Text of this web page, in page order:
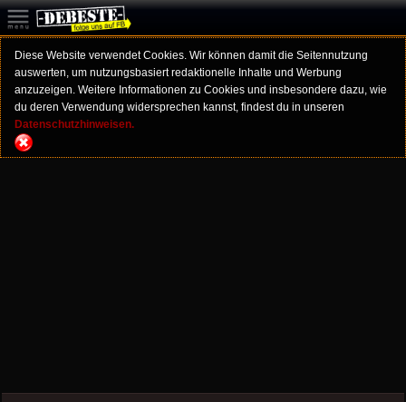
Diese Website verwendet Cookies. Wir können damit die Seitennutzung
auswerten, um nutzungsbasiert redaktionelle Inhalte und Werbung
anzuzeigen. Weitere Informationen zu Cookies und insbesondere dazu, wie
du deren Verwendung widersprechen kannst, findest du in unseren
Datenschutzhinweisen.